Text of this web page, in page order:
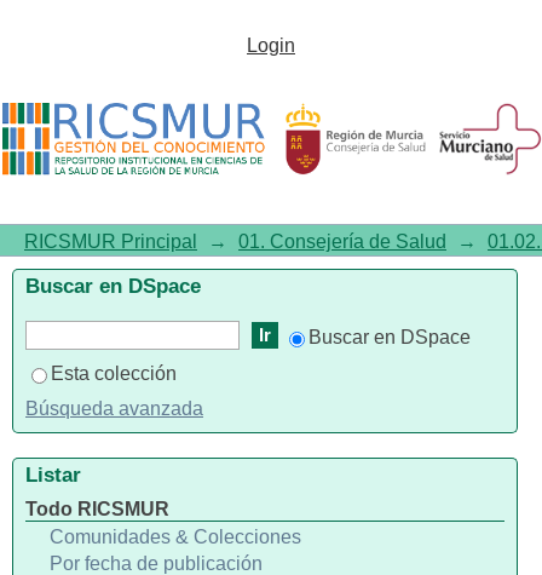
Vacunación antigripal en
edad. Temporada 2023-2024.
Infografía
Login
RICSMUR Principal → 01. Consejería de Salud →
Buscar en DSpace
Buscar en DSpace
Esta colección
Búsqueda avanzada
Listar
Todo RICSMUR
Comunidades & Colecciones
Por fecha de publicación